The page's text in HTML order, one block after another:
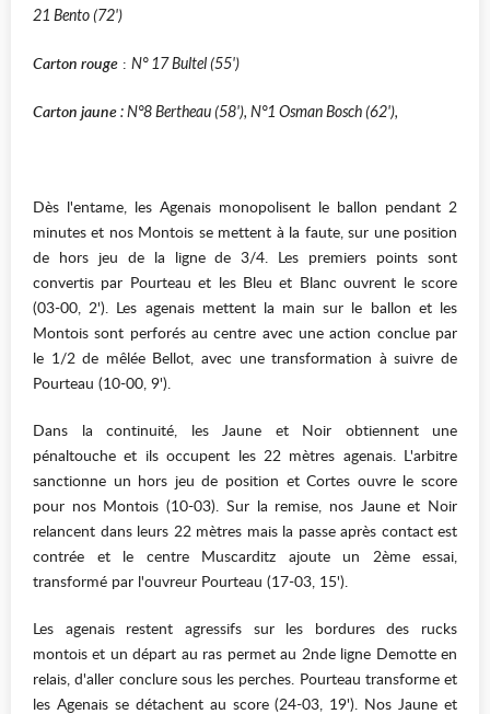
21 Bento (72')
Carton rouge : N° 17 Bultel (55')
Carton jaune: N°8 Bertheau (58'), N°1 Osman Bosch (62'),
Dès l'entame, les Agenais monopolisent le ballon pendant 2
minutes et nos Montois se mettent à la faute, sur une position
de hors jeu de la ligne de 3/4. Les premiers points sont
convertis par Pourteau et les Bleu et Blanc ouvrent le score
(03-00, 2'). Les agenais mettent la main sur le ballon et les
Montois sont perforés au centre avec une action conclue par
le 1/2 de mêlée Bellot, avec une transformation à suivre de
Pourteau (10-00, 9').
Dans la continuité, les Jaune et Noir obtiennent une
pénaltouche et ils occupent les 22 mètres agenais. L'arbitre
sanctionne un hors jeu de position et Cortes ouvre le score
pour nos Montois (10-03). Sur la remise, nos Jaune et Noir
relancent dans leurs 22 mètres mais la passe après contact est
contrée et le centre Muscarditz ajoute un 2ème essai,
transformé par l'ouvreur Pourteau (17-03, 15').
Les agenais restent agressifs sur les bordures des rucks
montois et un départ au ras permet au 2nde ligne Demotte en
relais, d'aller conclure sous les perches. Pourteau transforme et
les Agenais se détachent au score (24-03, 19'). Nos Jaune et